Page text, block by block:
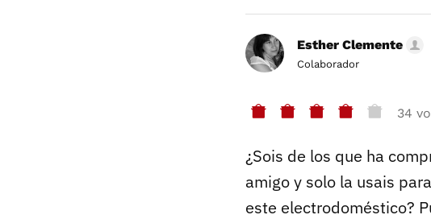
Esther Clemente
Colaborador
34
¿Sois de los que ha
amigo y solo la usais
este electrodoméstico?